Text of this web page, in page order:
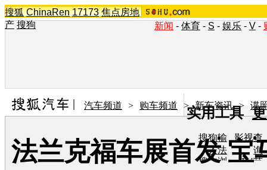
搜狐 ChinaRen 17173 焦点房地
产 搜狗 新闻 - 体育 - S - 娱乐 - V -
实用工具
搜狗输
入法
影视查
询
搜狗浏
TV节
汽车频道 > 购车频道 > 新车资讯 > 谍
法兰克福车展首发 宝